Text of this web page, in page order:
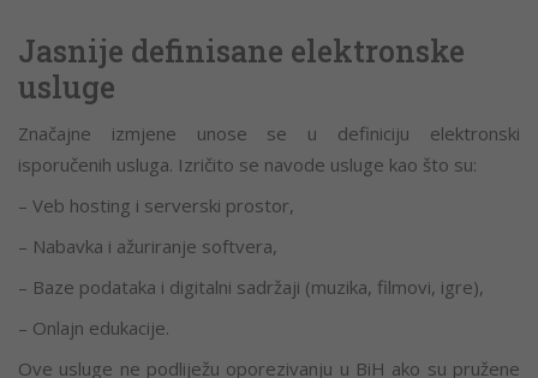
Jasnije definisane elektronske
usluge
Značajne izmjene unose se u definiciju elektronski
isporučenih usluga. Izričito se navode usluge kao što su:
– Veb hosting i serverski prostor,
– Nabavka i ažuriranje softvera,
– Baze podataka i digitalni sadržaji (muzika, filmovi, igre),
– Onlajn edukacije.
Ove usluge ne podliježu oporezivanju u BiH ako su pružene